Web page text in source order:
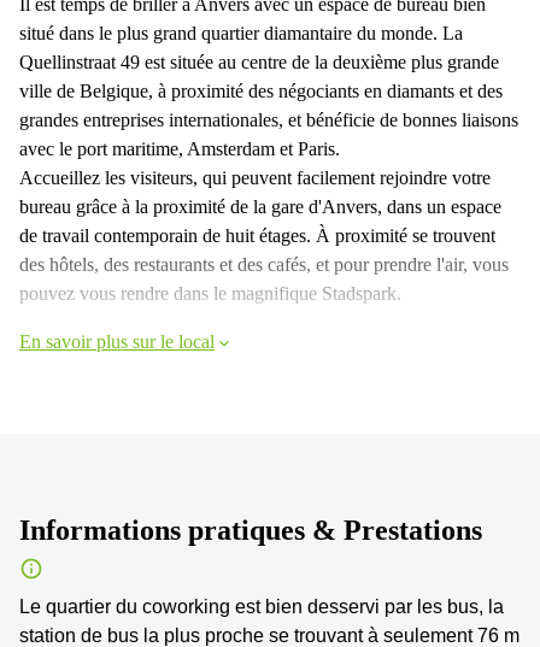
Il est temps de briller à Anvers avec un espace de bureau bien
situé dans le plus grand quartier diamantaire du monde. La
Quellinstraat 49 est située au centre de la deuxième plus grande
ville de Belgique, à proximité des négociants en diamants et des
grandes entreprises internationales, et bénéficie de bonnes liaisons
avec le port maritime, Amsterdam et Paris.
Accueillez les visiteurs, qui peuvent facilement rejoindre votre
bureau grâce à la proximité de la gare d'Anvers, dans un espace
de travail contemporain de huit étages. À proximité se trouvent
des hôtels, des restaurants et des cafés, et pour prendre l'air, vous
pouvez vous rendre dans le magnifique Stadspark.
En savoir plus sur le local
Informations pratiques & Prestations
Le quartier du coworking est bien desservi par les bus, la
station de bus la plus proche se trouvant à seulement 76 m